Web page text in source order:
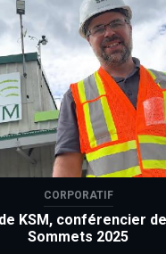
CORPORATIF
KSM, conférencier
Sommets 2025